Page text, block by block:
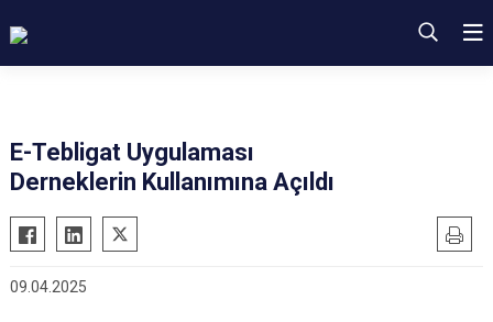
E-Tebligat Uygulaması
Derneklerin Kullanımına Açıldı
09.04.2025